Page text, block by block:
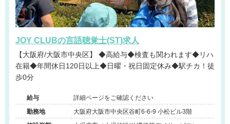
JOY CLUBの言語聴覚士(ST)求人
【大阪府/大阪市中央区】 ◆高給与◆検査も関われます◆リハ
在籍◆年間休日120日以上◆日曜・祝日固定休み◆駅チカ！徒
歩0分
給与
詳細ページをご確認ください
勤務地
大阪府大阪市中央区谷町6-6-9 小松ビル3階